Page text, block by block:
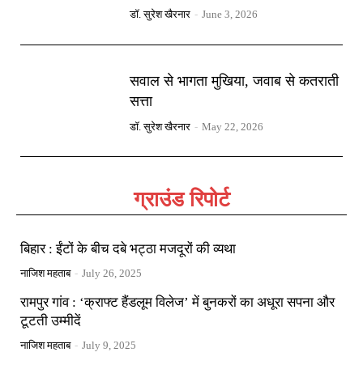
डॉ. सुरेश खैरनार - June 3, 2026
सवाल से भागता मुखिया, जवाब से कतराती
सत्ता
डॉ. सुरेश खैरनार - May 22, 2026
ग्राउंड रिपोर्ट
बिहार : ईंटों के बीच दबे भट्ठा मजदूरों की व्यथा
नाजिश महताब - July 26, 2025
रामपुर गांव : ‘क्राफ्ट हैंडलूम विलेज’ में बुनकरों का अधूरा सपना और
टूटती उम्मीदें
नाजिश महताब - July 9, 2025